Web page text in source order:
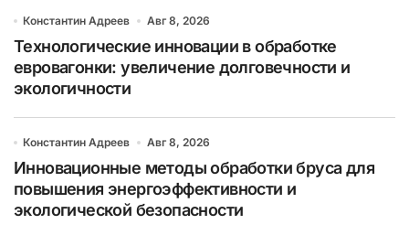
Константин Адреев Авг 8, 2026
Технологические инновации в обработке
евровагонки: увеличение долговечности и
экологичности
Константин Адреев Авг 8, 2026
Инновационные методы обработки бруса для
повышения энергоэффективности и
экологической безопасности